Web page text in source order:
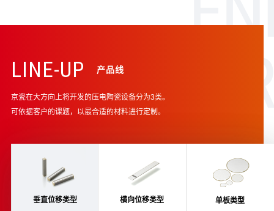
LINE-UP 产品线
京瓷在大方向上将开发的压电陶瓷设备分为3类。
可依据客户的课题，以最合适的材料进行定制。
垂直位移类型 横向位移类型 单板类型